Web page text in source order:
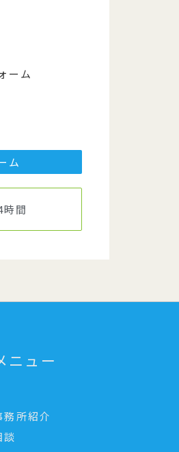
ーム
ム
間
ニュー
所紹介
談